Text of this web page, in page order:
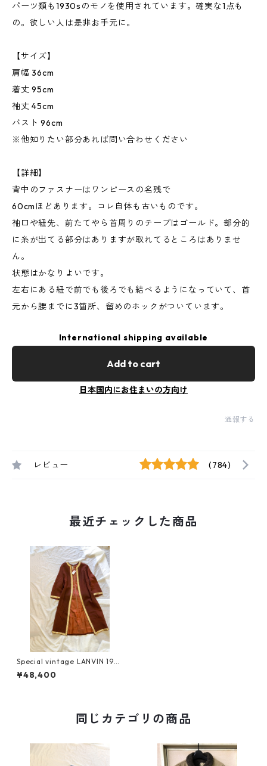
パーツ類も1930sのモノを使用されています。確実な1点も
の。欲しい人は是非お手元に。
【サイズ】
肩幅 36cm
着丈 95cm
袖丈 45cm
バスト 96cm
※他知りたい部分あれば問い合わせください
【詳細】
背中のファスナーはワンピースの名残で
60cmほどあります。コレ自体も古いものです。
袖口や紐先、前たてやら首周りのテープはゴールド。部分的
に糸が出てる部分はありますが取れてるところはありませ
ん。
状態はかなりよいです。
左右にある紐で前でも後ろでも結べるようになっていて、首
元から腰までに3箇所、留めのホックがついています。
International shipping available
Add to cart
日本国内にお住まいの方向け
通報する
レビュー (784)
最近チェックした商品
Special vintage LANVIN 193
0s リメイク
¥48,400
同じカテゴリの商品